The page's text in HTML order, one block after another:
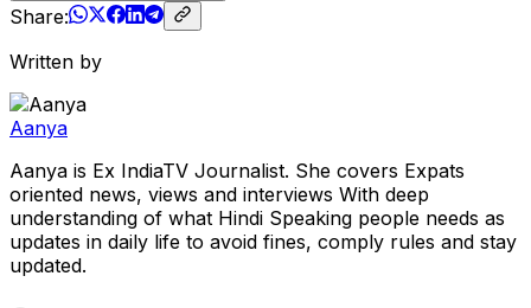
Share:
Written by
Aanya
Aanya is Ex IndiaTV Journalist. She covers Expats
oriented news, views and interviews With deep
understanding of what Hindi Speaking people needs as
updates in daily life to avoid fines, comply rules and stay
updated.